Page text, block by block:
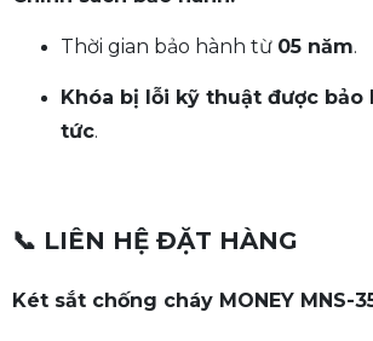
Thời gian bảo hành từ 05 năm.
Khóa bị lỗi kỹ thuật được bảo
tức.
📞 LIÊN HỆ ĐẶT HÀNG
Két sắt chống cháy MONEY MNS-